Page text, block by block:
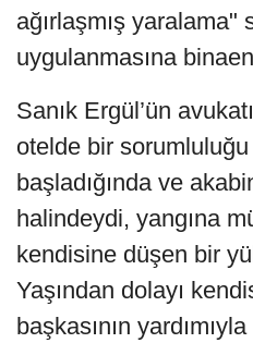
ağırlaşmış yaralama"
uygulanmasına
Sanık Ergül’ün
otelde bir
başladığında ve
halindeydi, yangına
kendisine düşen bir
Yaşından dolayı
başkasının